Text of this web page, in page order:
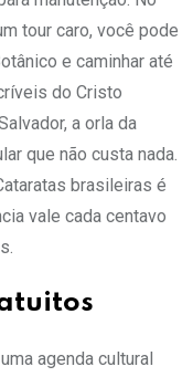
tour caro, você pode
e caminhar até
do Cristo
a orla da
que não custa nada.
brasileiras é
vale cada centavo
agenda cultural